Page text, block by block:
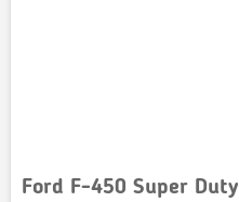
Ford F-450 Super Duty